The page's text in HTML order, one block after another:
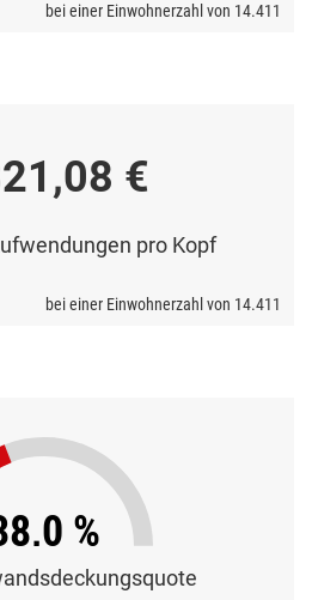
bei einer Einwohnerzahl von 14.411
pro Kopf
€
bei einer Einwohnerzahl von 14.411
%